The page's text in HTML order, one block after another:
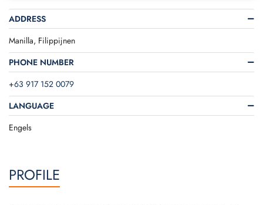
ADDRESS
Manilla, Filippijnen
PHONE NUMBER
+63 917 152 0079
LANGUAGE
Engels
PROFILE